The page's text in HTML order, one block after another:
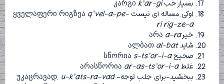
بسیار خب კარგიk’ar-gi
اوکی.مساله ای نیست ყველაფერი რიგზეაq’vel-a-pe-
ri rig-ze-a
خیر არაa-ra
شاید ალბათal-bat
صحیح სწორიაs-ts’or-i-a
غلط არასწორიაar-as-ts’or-i-a
ببخشید-برای جلب توجه- უკაცრავად.u-k’ats-ra-vad